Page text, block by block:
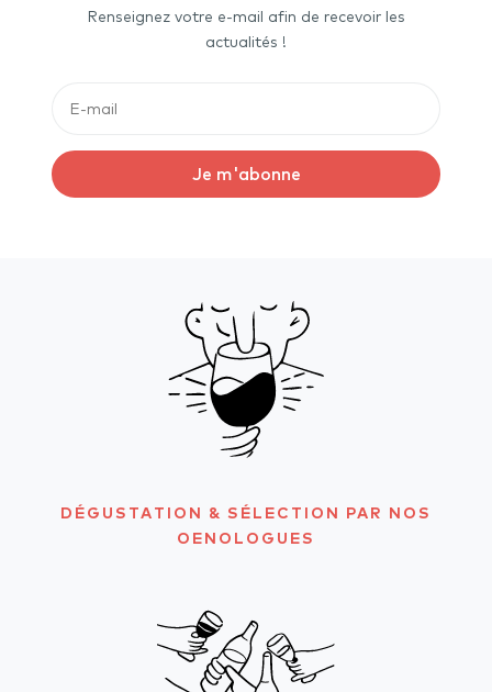
Renseignez votre e-mail afin de recevoir les
actualités !
Je m'abonne
DÉGUSTATION & SÉLECTION PAR NOS
OENOLOGUES